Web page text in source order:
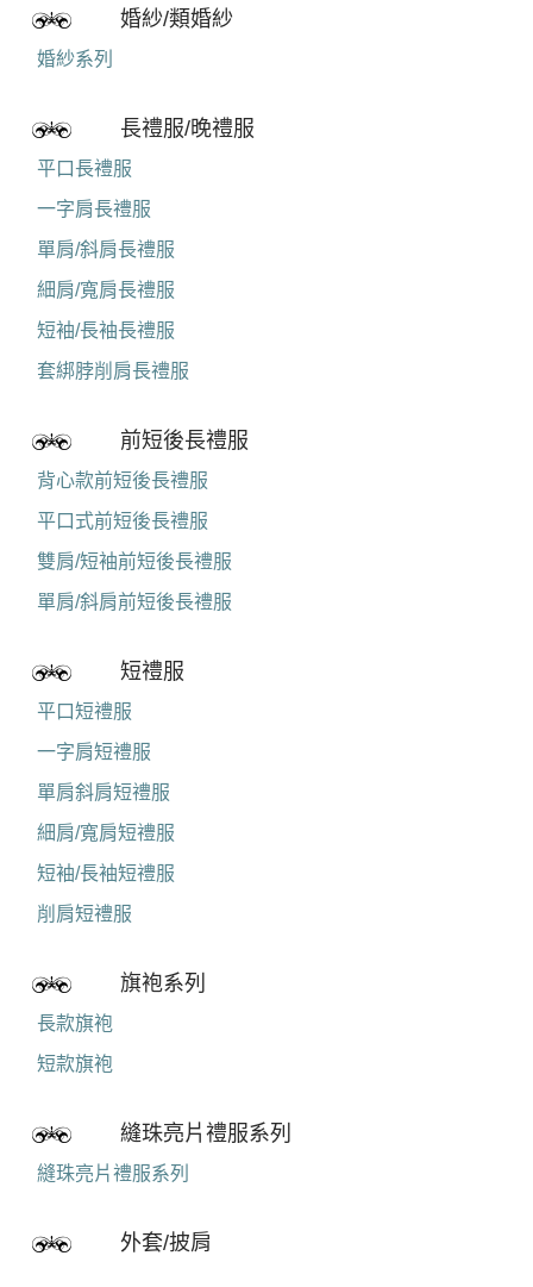
婚紗/類婚紗
婚紗系列
長禮服/晚禮服
平口長禮服
一字肩長禮服
單肩/斜肩長禮服
細肩/寬肩長禮服
短袖/長袖長禮服
套綁脖削肩長禮服
前短後長禮服
背心款前短後長禮服
平口式前短後長禮服
雙肩/短袖前短後長禮服
單肩/斜肩前短後長禮服
短禮服
平口短禮服
一字肩短禮服
單肩斜肩短禮服
細肩/寬肩短禮服
短袖/長袖短禮服
削肩短禮服
旗袍系列
長款旗袍
短款旗袍
縫珠亮片禮服系列
縫珠亮片禮服系列
外套/披肩